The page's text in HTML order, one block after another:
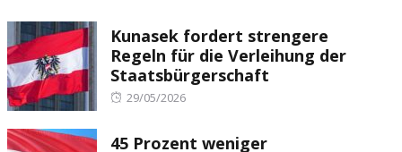
Kunasek fordert strengere
Regeln für die Verleihung der
Staatsbürgerschaft
Posted
29/05/2026
45 Prozent weniger